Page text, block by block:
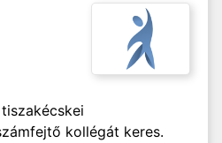
kollégát keres.